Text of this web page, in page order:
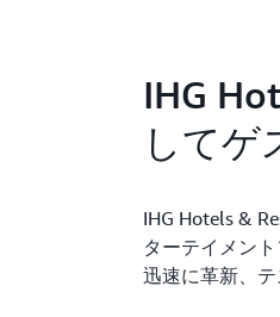
IHG
してゲ
IHG Hotels &
ターテイメン
迅速に革新、テ